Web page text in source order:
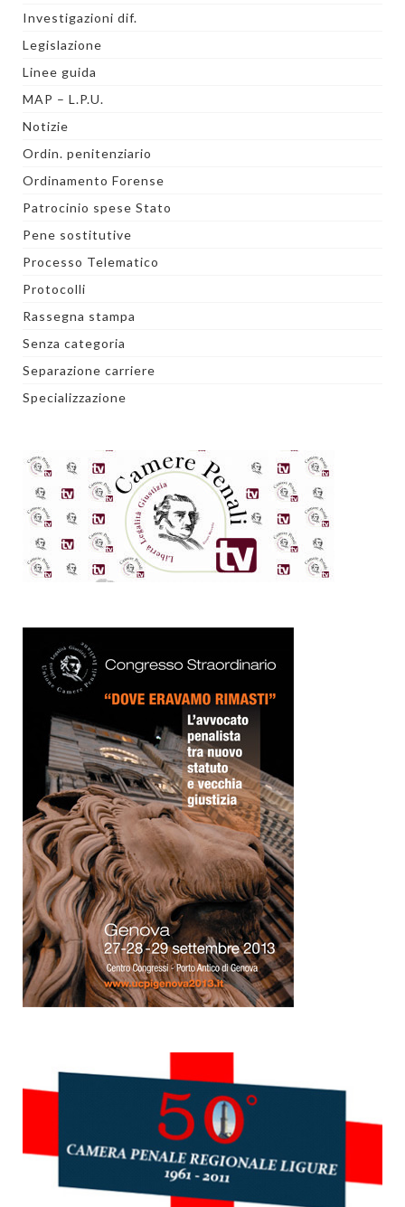
Investigazioni dif.
Legislazione
Linee guida
MAP – L.P.U.
Notizie
Ordin. penitenziario
Ordinamento Forense
Patrocinio spese Stato
Pene sostitutive
Processo Telematico
Protocolli
Rassegna stampa
Senza categoria
Separazione carriere
Specializzazione